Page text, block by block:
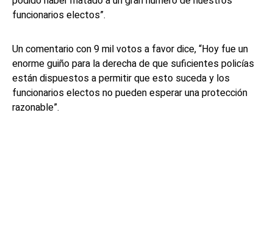
funcionarios electos”.
Un comentario con 9 mil votos a favor dice, “Hoy fue un
enorme guiño para la derecha de que suficientes policías
están dispuestos a permitir que esto suceda y los
funcionarios electos no pueden esperar una protección
razonable”.